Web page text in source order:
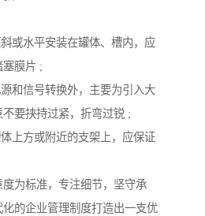
或水平安装在罐体、槽内，应
膜片 ;
和信号转换外，主要为引入大
要挟持过紧，折弯过锐 ;
上方或附近的支架上，应保证
为标准，专注细节，坚守承
的企业管理制度打造出一支优